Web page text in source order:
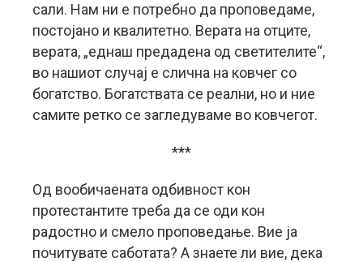
сали. Нам ни е потребно да проповедаме,
постојано и квалитетно. Верата на отците,
верата, „еднаш предадена од светителите“,
во нашиот случај е слична на ковчег со
богатство. Богатствата се реални, но и ние
самите ретко се загледуваме во ковчегот.
***
Од вообичаената одбивност кон
протестантите треба да се оди кон
радостно и смело проповедање. Вие ја
почитувате саботата? А знаете ли вие, дека